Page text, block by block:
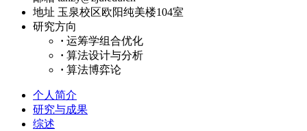
地址 玉泉校区欧阳纯美楼104室
研究方向
· 运筹学组合优化
· 算法设计与分析
· 算法博弈论
个人简介
研究与成果
综述